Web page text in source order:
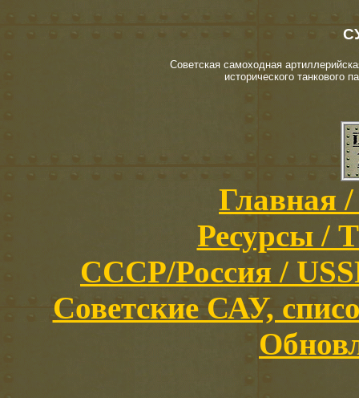
Советская самоходная
исторического танкового
Главная
Ресурсы /
СССР/Россия /
Советские САУ,